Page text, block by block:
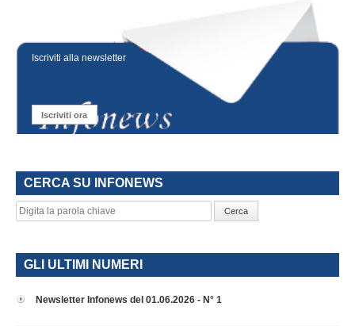
Iscriviti alla newsletter
Iscriviti ora
CERCA SU INFONEWS
Cerca
GLI ULTIMI NUMERI
Newsletter Infonews del 01.06.2026 - N° 1